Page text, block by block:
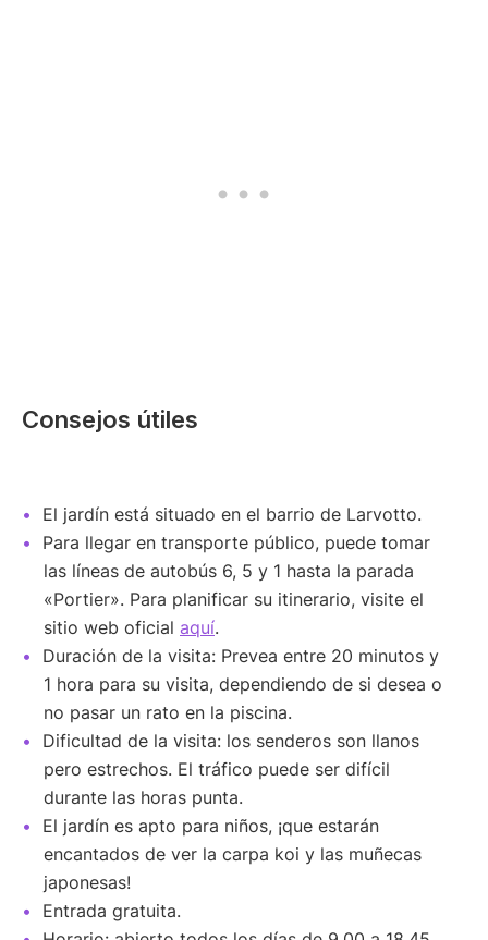
Consejos útiles
El jardín está situado en el barrio de Larvotto.
Para llegar en transporte público, puede tomar
las líneas de autobús 6, 5 y 1 hasta la parada
«Portier». Para planificar su itinerario, visite el
sitio web oficial aquí.
Duración de la visita: Prevea entre 20 minutos y
1 hora para su visita, dependiendo de si desea o
no pasar un rato en la piscina.
Dificultad de la visita: los senderos son llanos
pero estrechos. El tráfico puede ser difícil
durante las horas punta.
El jardín es apto para niños, ¡que estarán
encantados de ver la carpa koi y las muñecas
japonesas!
Entrada gratuita.